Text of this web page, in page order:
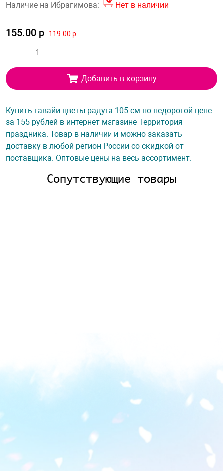
Наличие на Ибрагимова:
Нет в наличии
155.00 р 119.00 р
Добавить в корзину
Купить гавайи цветы радуга 105 см по недорогой цене
за 155 рублей в интернет-магазине Территория
праздника. Товар в наличии и можно заказать
доставку в любой регион России со скидкой от
поставщика. Оптовые цены на весь ассортимент.
Сопутствующие товары